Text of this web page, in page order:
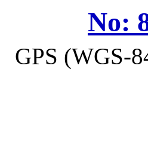
No:
GPS (WGS-